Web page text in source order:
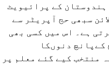
کے پرائیویٹ
سبھی حج آپریٹر سے
ہے۔ اس میں کسی بھی
دنوںکا
منتخب کیے گئے معلم پر